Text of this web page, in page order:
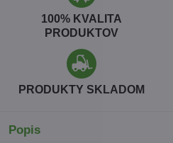
100% KVALITA
PRODUKTOV
PRODUKTY SKLADOM
Popis